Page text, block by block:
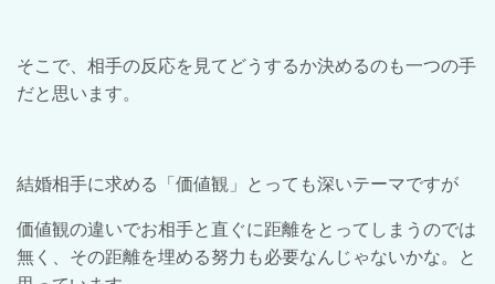
そこで、相手の反応を見てどうするか決めるのも一つの手
だと思います。
結婚相手に求める「価値観」とっても深いテーマですが
価値観の違いでお相手と直ぐに距離をとってしまうのでは
無く、その距離を埋める努力も必要なんじゃないかな。と